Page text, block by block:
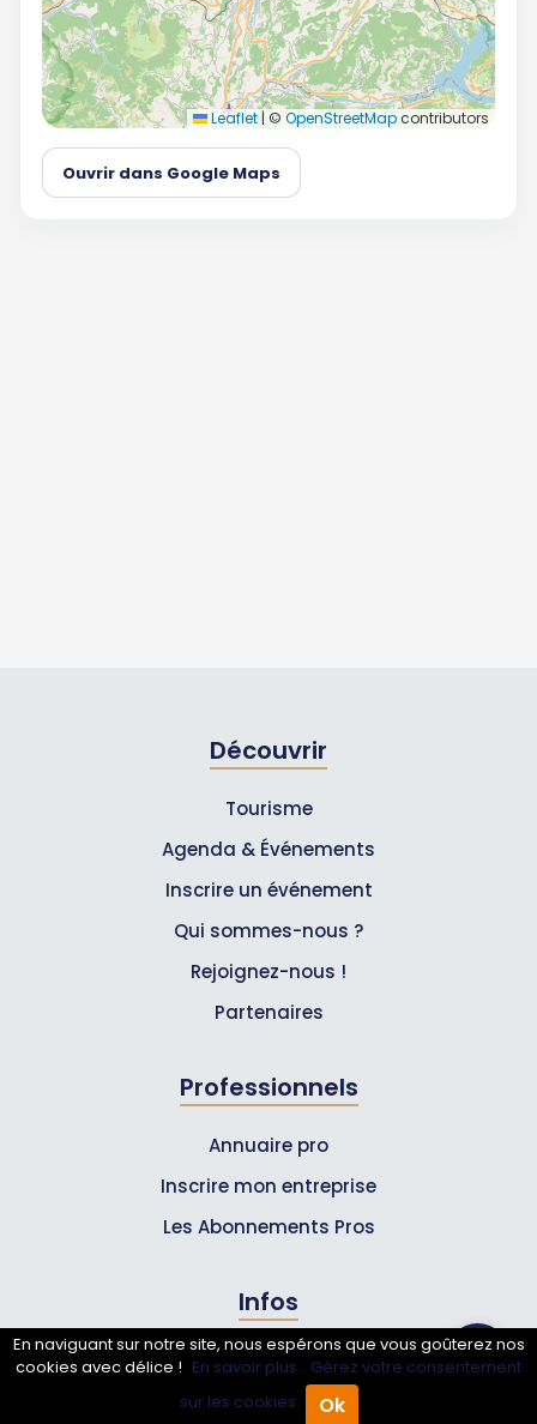
Annuaire Pro Agenda
Leaflet | © OpenStreetMapcontributors
Ouvrir dans Google Maps
Découvrir
Tourisme
Agenda & Événements
Inscrire un événement
Qui sommes-nous ?
Rejoignez-nous !
Partenaires
Professionnels
Annuaire pro
Inscrire mon entreprise
Les Abonnements Pros
Infos
Mentions légales et CGV
En naviguant sur notre site, nous espérons que vous goûterez nos
cookies avec délice ! En savoir plus. Gérez votre consentement
sur les cookies.
Ok